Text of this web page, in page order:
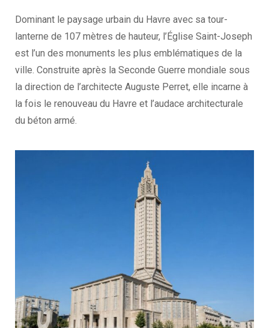
Dominant le paysage urbain du Havre avec sa tour-
lanterne de 107 mètres de hauteur, l’Église Saint-Joseph
est l’un des monuments les plus emblématiques de la
ville. Construite après la Seconde Guerre mondiale sous
la direction de l’architecte Auguste Perret, elle incarne à
la fois le renouveau du Havre et l’audace architecturale
du béton armé.